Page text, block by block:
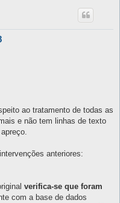
ao tratamento de todas as
e não tem linhas de texto
anteriores:
verifica-se que foram
com a base de dados